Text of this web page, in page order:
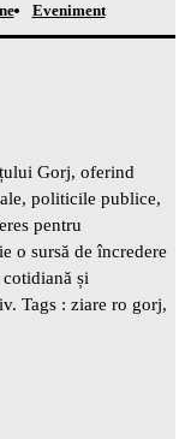
Eveniment
Gorj, oferind
politicile publice,
pentru
o sursă de încredere
și
Tags : ziare ro gorj,